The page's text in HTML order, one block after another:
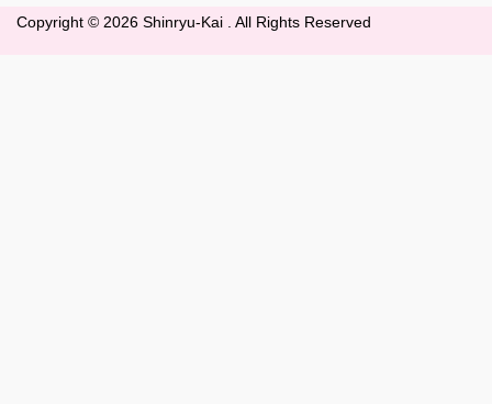
Copyright © 2026 Shinryu-Kai . All Rights Reserved